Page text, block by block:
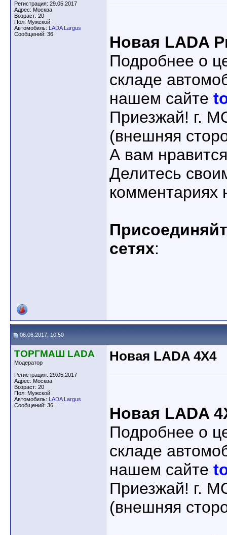
Регистрация: 29.05.2017
Адрес: Москва
Возраст: 20
Пол: Мужской
Автомобиль: LADA Largus
Сообщений: 36
Новая LADA
Подробнее о
складе
нашем сайте
Приезжай! г.
(внешняя
А вам
Делитесь
комментариях
сетях:
06.06.2017, 10:50
ТОРГМАШ LADA
Модератор
Регистрация: 29.05.2017
Адрес: Москва
Возраст: 20
Пол: Мужской
Автомобиль: LADA Largus
Сообщений: 36
Новая LADA 4X4
Новая LADA
Подробнее о
складе
нашем сайте
Приезжай! г.
(внешняя